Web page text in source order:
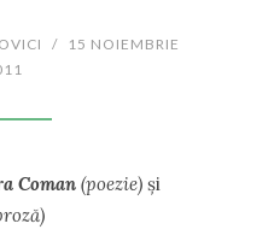
/
15 NOIEMBRIE
Coman (poezie) şi